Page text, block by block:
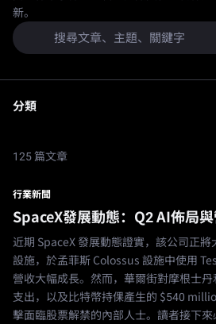
新。
分類
125 篇文章
行業新聞
SpaceX發展動態：Q2 AI佈局
近期 SpaceX 發展動態證實，該公司正
設施，於孟菲斯 Colossus 設施中使用
營收大幅成長。然而，華爾街對摩根士
支出，以及比特幣持倮產生的 $540
擊面臨股票解禁的內部人士。讀者接下